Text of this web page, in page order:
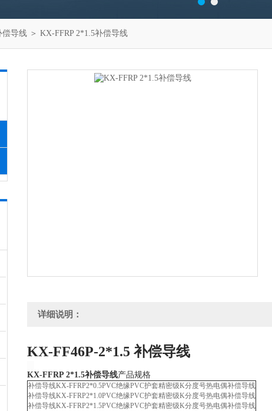
偿导线 ＞ KX-FFRP 2*1.5补偿导线
详细说明：
KX-FF46P-2*1.5 补偿导线
KX-FFRP 2*1.5补偿导线产品规格
补偿导线KX-FFRP2*0.5PVC绝缘PVC护套精密级K分度号热电偶补偿导线
补偿导线KX-FFRP2*1.0PVC绝缘PVC护套精密级K分度号热电偶补偿导线
补偿导线KX-FFRP2*1.5PVC绝缘PVC护套精密级K分度号热电偶补偿导线